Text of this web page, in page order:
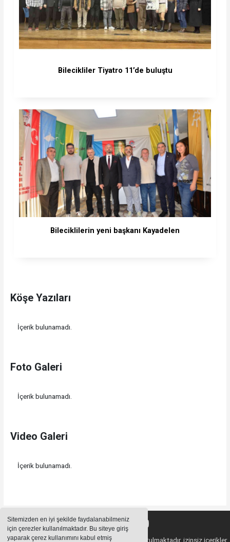
Sitemizden en iyi şekilde faydalanabilmeniz
için çerezler kullanılmaktadır. Bu siteye giriş
yaparak çerez kullanımını kabul etmiş
Bilecikliler Tiyatro 11’de buluştu
Bileciklilerin yeni başkanı Kayadelen
Köşe Yazıları
İçerik bulunamadı.
Foto Galeri
İçerik bulunamadı.
Video Galeri
İçerik bulunamadı.
Sitemizde bulunan içeriklerin tüm hakları saklı tutulmaktadır, izinsiz içerikler